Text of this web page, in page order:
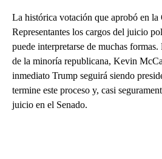
La histórica votación que aprobó en la
Representantes los cargos del juicio
puede interpretarse de muchas
de la minoría republicana, Kevin
inmediato Trump seguirá siendo
termine este proceso y, casi
juicio en el Senado.